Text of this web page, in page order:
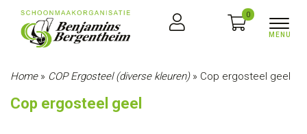
0
Home» COP Ergosteel (diverse kleuren)» Cop ergosteel geel
Cop ergosteel geel